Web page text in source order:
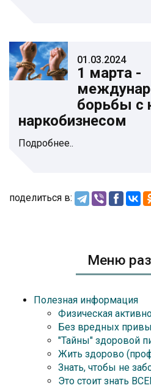
01.03.2024
1 марта -
борьбы с
наркобизнесом
Подробнее..
поделиться в:
Меню
Полезная информация
Физическая
Без вредных
"Тайны" здоровой
Жить здорово
Знать, чтобы не
Это стоит знать